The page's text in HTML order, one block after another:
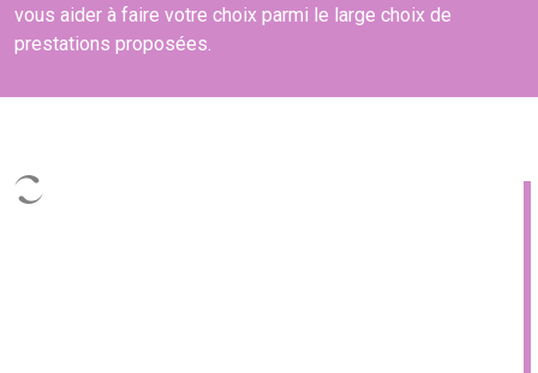
vous aider à faire votre choix parmi le large choix de
prestations proposées.